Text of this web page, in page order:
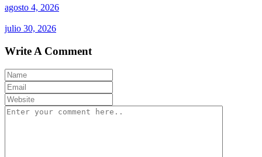
agosto 4, 2026
julio 30, 2026
Write A Comment